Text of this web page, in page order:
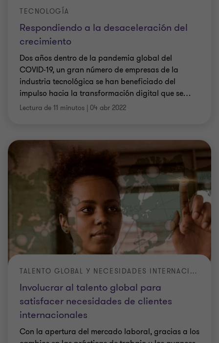
Respondiendo a la desaceleración del
crecimiento
TECNOLOGÍA
Dos años dentro de la pandemia global del
COVID-19, un gran número de empresas de la
industria tecnológica se han beneficiado del
impulso hacia la transformación digital que se…
Lectura de 11 minutos | 04 abr 2022
Involucrar al talento global para
satisfacer necesidades de clientes
internacionales
TALENTO GLOBAL Y NECESIDADES INTERNACIONALES
Con la apertura del mercado laboral, gracias a los